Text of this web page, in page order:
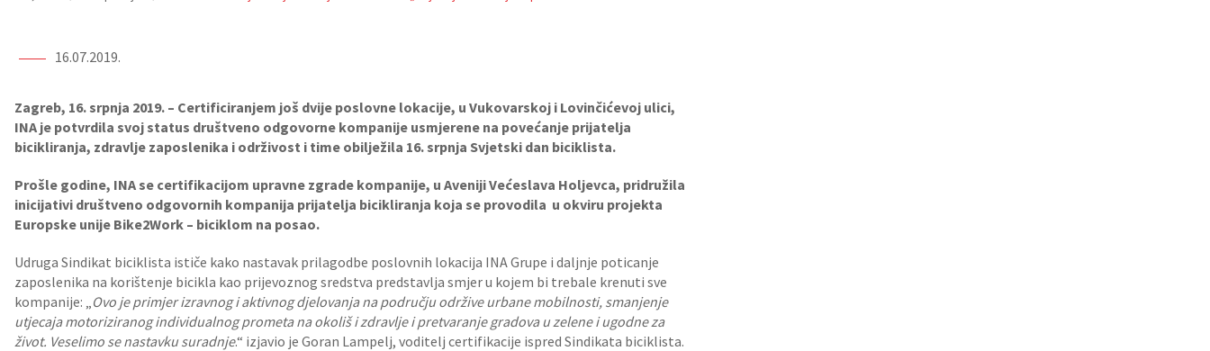
16.07.2019.
Zagreb, 16. srpnja 2019. – Certificiranjem još dvije poslovne lokacije, u Vukovarskoj i Lovinčićevoj ulici,
INA je potvrdila svoj status društveno odgovorne kompanije usmjerene na povećanje prijatelja
bicikliranja, zdravlje zaposlenika i održivost i time obilježila 16. srpnja Svjetski dan biciklista.
Prošle godine, INA se certifikacijom upravne zgrade kompanije, u Aveniji Većeslava Holjevca, pridružila
inicijativi društveno odgovornih kompanija prijatelja bicikliranja koja se provodila u okviru projekta
Europske unije Bike2Work – biciklom na posao.
Udruga Sindikat biciklista ističe kako nastavak prilagodbe poslovnih lokacija INA Grupe i daljnje poticanje
zaposlenika na korištenje bicikla kao prijevoznog sredstva predstavlja smjer u kojem bi trebale krenuti sve
kompanije: „Ovo je primjer izravnog i aktivnog djelovanja na području održive urbane mobilnosti, smanjenje
utjecaja motoriziranog individualnog prometa na okoliš i zdravlje i pretvaranje gradova u zelene i ugodne za
život. Veselimo se nastavku suradnje.“ izjavio je Goran Lampelj, voditelj certifikacije ispred Sindikata biciklista.